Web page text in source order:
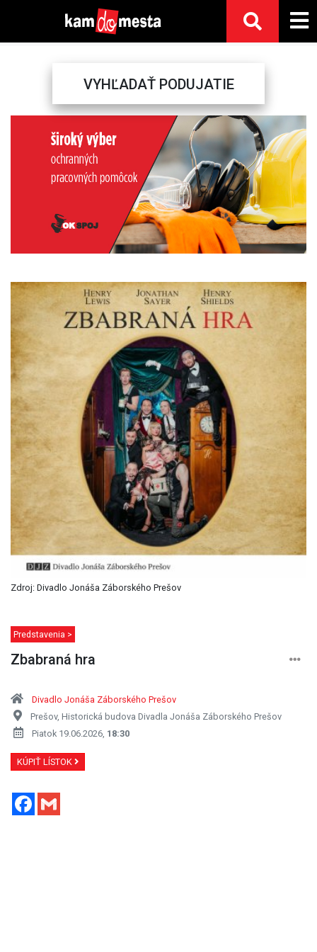
VYHĽADAŤ PODUJATIE
Next
Zdroj: Divadlo Jonáša Záborského Prešov
Predstavenia >
Zbabraná hra
Divadlo Jonáša Záborského Prešov
Prešov, Historická budova Divadla Jonáša Záborského Prešov
Piatok 19.06.2026, 18:30
KÚPIŤ LÍSTOK
Facebook